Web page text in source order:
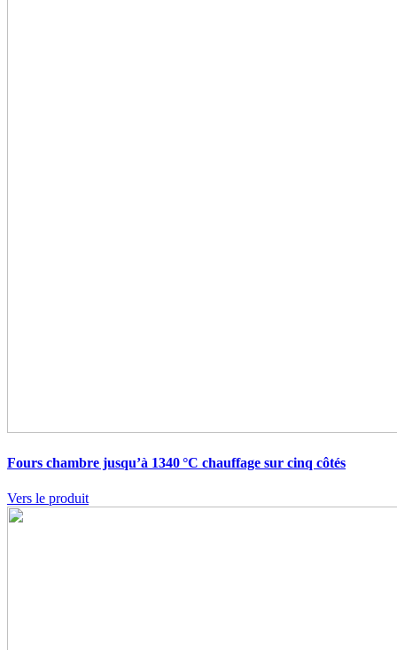
Fours chambre jusqu’à 1340 °C chauffage sur cinq côtés
Vers le produit